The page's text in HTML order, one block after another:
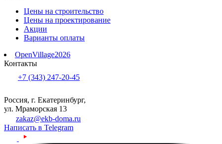
Цены на строительство
Цены на проектирование
Акции
Варианты оплаты
OpenVillage2026
Контакты
+7 (343) 247-20-45
Россия, г. Екатеринбург,
ул. Мраморская 13
zakaz@ekb-doma.ru
Написать в Telegram